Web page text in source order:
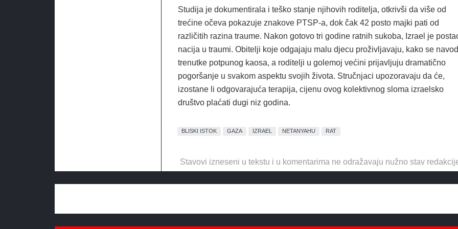
Studija je dokumentirala i teško stanje njihovih roditelja, otkrivši da više od
trećine očeva pokazuje znakove PTSP-a, dok čak 42 posto majki pati od
različitih razina traume. Nakon gotovo tri godine ratnih sukoba, Izrael je
nacija u traumi. Obitelji koje odgajaju malu djecu proživljavaju, kako se
trenutke potpunog kaosa, a roditelji u golemoj većini prijavljuju dramatično
pogoršanje u svakom aspektu svojih života. Stručnjaci upozoravaju da će,
izostane li odgovarajuća terapija, cijenu ovog kolektivnog sloma izraelsko
društvo plaćati dugi niz godina.
BLISKI ISTOK GAZA IZRAEL NETANYAHU RAT
Stavovi izneseni u tekstu i u komentarima ne odražavaju nužno stav